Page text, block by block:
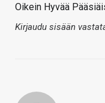
Oikein Hyvää
Kirjaudu sisään